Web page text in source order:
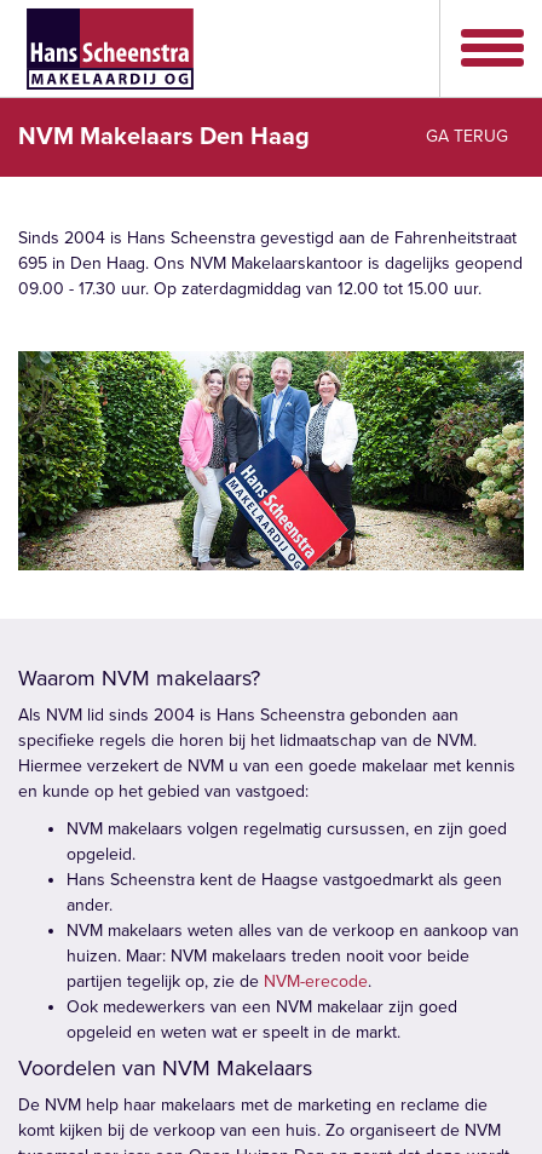
NVM Makelaars Den Haag GA TERUG
Sinds 2004 is Hans Scheenstra gevestigd aan de Fahrenheitstraat
695 in Den Haag. Ons NVM Makelaarskantoor is dagelijks geopend
09.00 - 17.30 uur. Op zaterdagmiddag van 12.00 tot 15.00 uur.
Waarom NVM makelaars?
Als NVM lid sinds 2004 is Hans Scheenstra gebonden aan
specifieke regels die horen bij het lidmaatschap van de NVM.
Hiermee verzekert de NVM u van een goede makelaar met kennis
en kunde op het gebied van vastgoed:
NVM makelaars volgen regelmatig cursussen, en zijn goed
opgeleid.
Hans Scheenstra kent de Haagse vastgoedmarkt als geen
ander.
NVM makelaars weten alles van de verkoop en aankoop van
huizen. Maar: NVM makelaars treden nooit voor beide
partijen tegelijk op, zie de NVM-erecode.
Ook medewerkers van een NVM makelaar zijn goed
opgeleid en weten wat er speelt in de markt.
Voordelen van NVM Makelaars
De NVM help haar makelaars met de marketing en reclame die
komt kijken bij de verkoop van een huis. Zo organiseert de NVM